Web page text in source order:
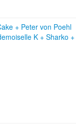
+ Peter von Poehl
K + Sharko +